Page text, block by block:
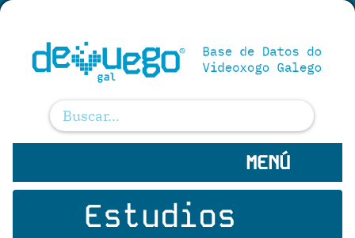
MENÚ
Estudios